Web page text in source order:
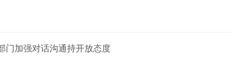
门加强对话沟通持开放态度